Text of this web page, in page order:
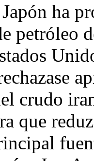
ha
petróleo
crudo
que